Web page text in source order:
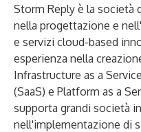
Storm Reply è la società
nella progettazione e
e servizi cloud-based
esperienza nella
Infrastructure as a
(SaaS) e Platform as a
supporta grandi società
nell'implementazione di